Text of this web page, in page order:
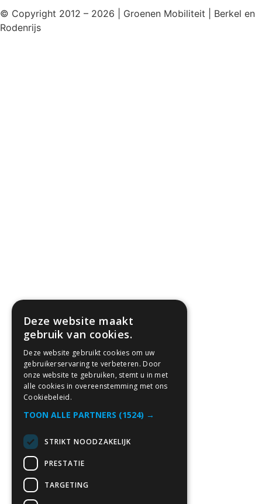
© Copyright 2012 – 2026 | Groenen Mobiliteit | Berkel en
Rodenrijs
Deze website maakt
gebruik van cookies.
Deze website gebruikt cookies om uw
gebruikerservaring te verbeteren. Door
onze website te gebruiken, stemt u in met
alle cookies in overeenstemming met ons
Cookiebeleid.
TOON ALLE PARTNERS (1524) →
STRIKT NOODZAKELIJK
PRESTATIE
TARGETING